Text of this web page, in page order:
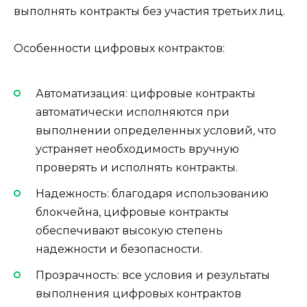
выполнять контракты без участия третьих лиц.
Особенности цифровых контрактов:
Автоматизация: цифровые контракты
автоматически исполняются при
выполнении определенных условий, что
устраняет необходимость вручную
проверять и исполнять контракты.
Надежность: благодаря использованию
блокчейна, цифровые контракты
обеспечивают высокую степень
надежности и безопасности.
Прозрачность: все условия и результаты
выполнения цифровых контрактов